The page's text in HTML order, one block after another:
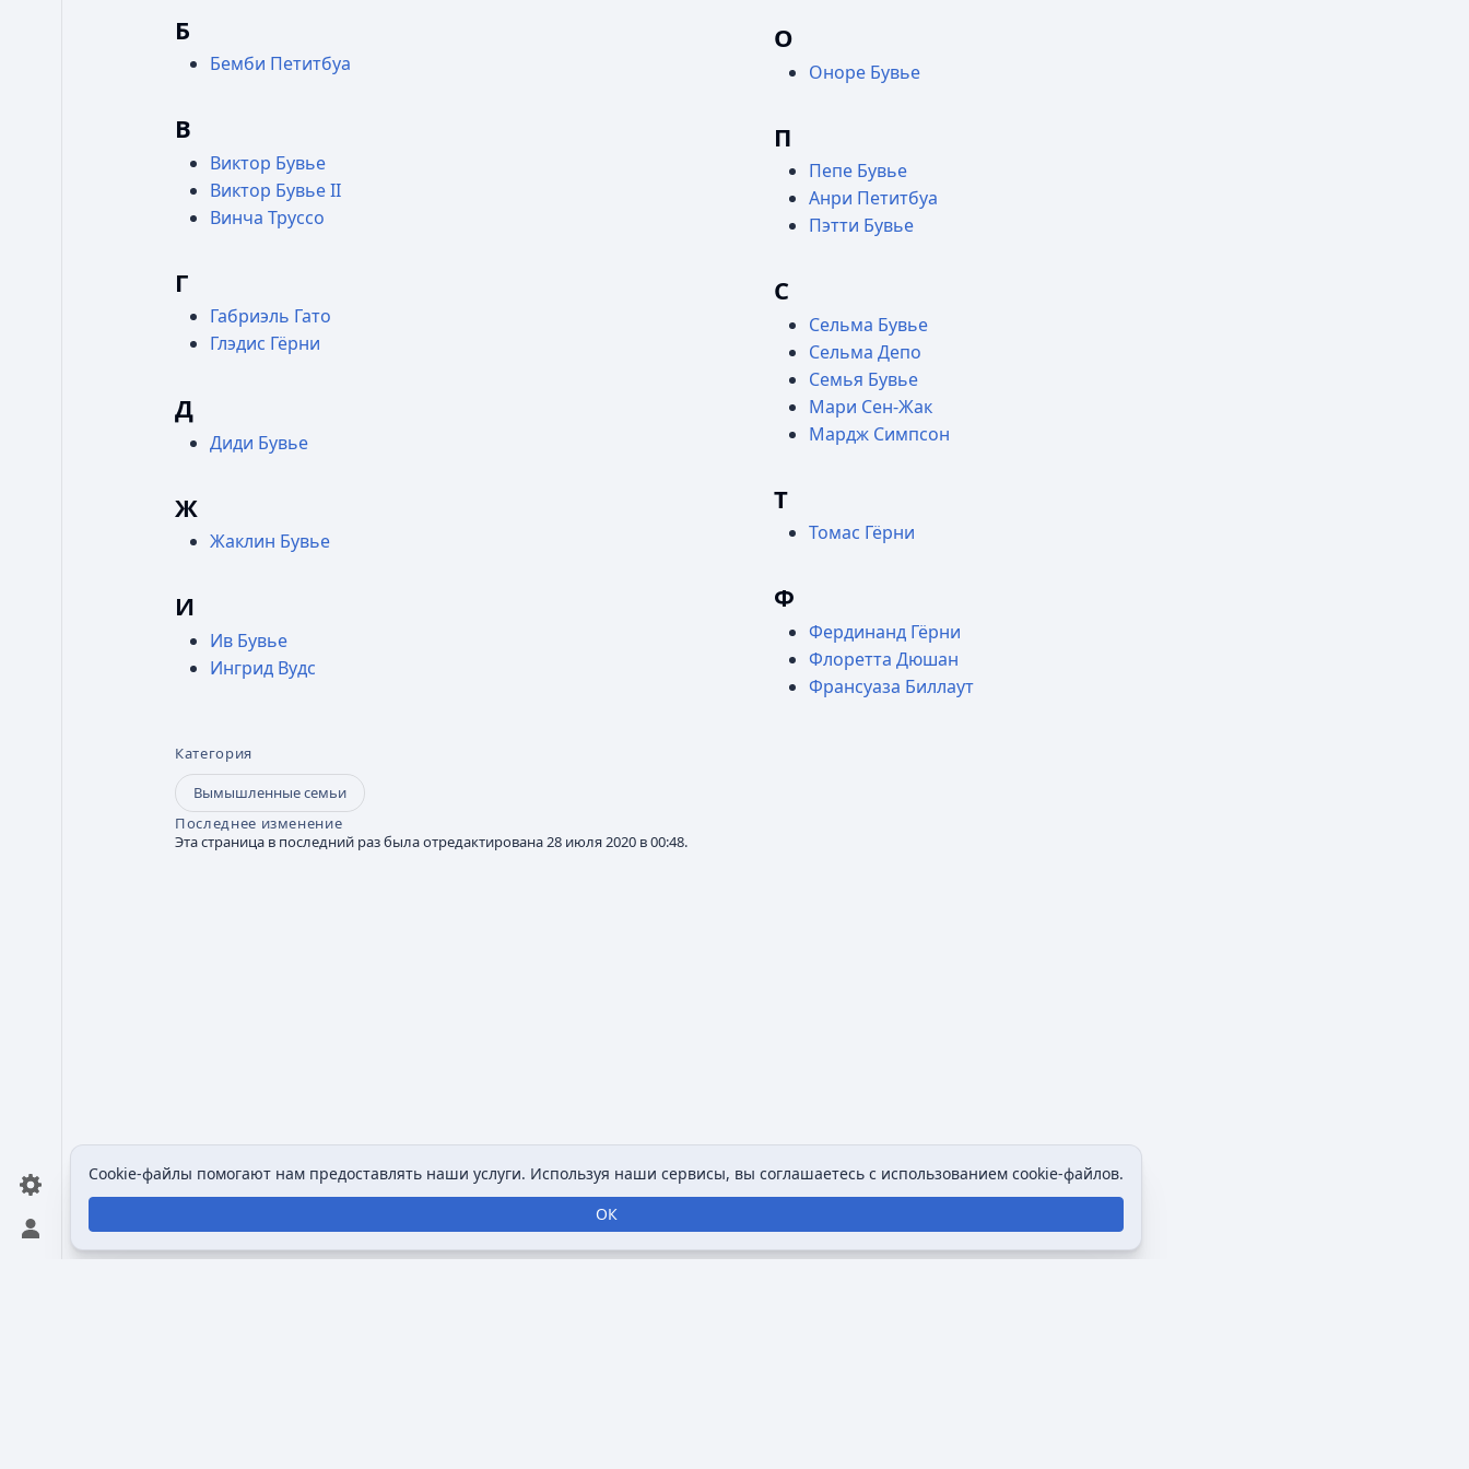
Открыть персональное меню
Б
Бемби Петитбуа
В
Виктор Бувье
Виктор Бувье II
Винча Труссо
Г
Габриэль Гато
Глэдис Гёрни
Д
Диди Бувье
Ж
Жаклин Бувье
И
Ив Бувье
Ингрид Вудс
О
Оноре Бувье
П
Пепе Бувье
Анри Петитбуа
Пэтти Бувье
С
Сельма Бувье
Сельма Депо
Семья Бувье
Мари Сен-Жак
Мардж Симпсон
Т
Томас Гёрни
Ф
Фердинанд Гёрни
Флоретта Дюшан
Франсуаза Биллаут
Категория
Вымышленные семьи
Последнее изменение
Эта страница в последний раз была отредактирована 28 июля 2020 в 00:48.
Cookie-файлы помогают нам предоставлять наши услуги. Используя наши сервисы, вы соглашаетесь с использованием cookie-файлов.
ОК